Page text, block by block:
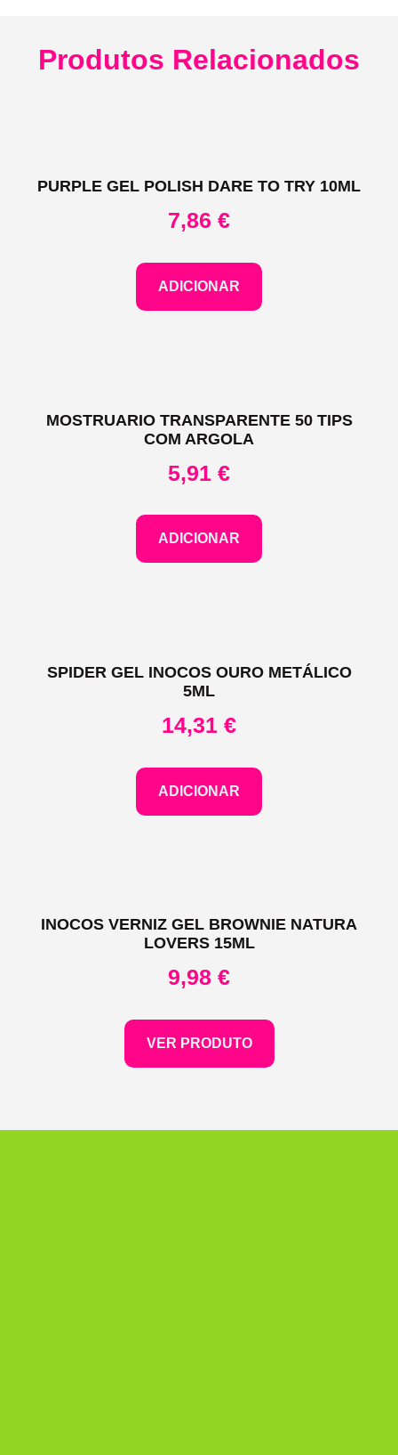
Produtos Relacionados
PURPLE GEL POLISH DARE TO TRY 10ML
7,86 €
ADICIONAR
MOSTRUARIO TRANSPARENTE 50 TIPS
COM ARGOLA
5,91 €
ADICIONAR
SPIDER GEL INOCOS OURO METÁLICO
5ML
14,31 €
ADICIONAR
INOCOS VERNIZ GEL BROWNIE NATURA
LOVERS 15ML
9,98 €
VER PRODUTO